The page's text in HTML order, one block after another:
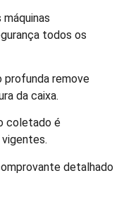
todos os
profunda remove
da caixa.
coletado é
detalhado